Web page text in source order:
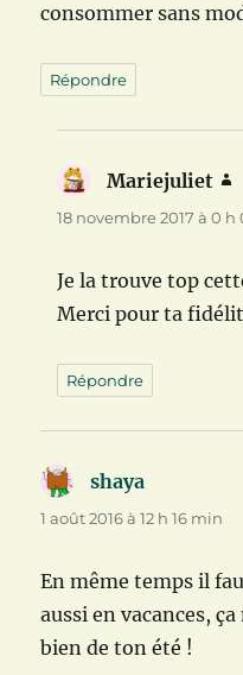
consommer sans
Répondre
Mariejuliet
18 novembre 2017 à 0
Je la trouve top
Merci pour ta
Répondre
shaya
1 août 2016 à 12 h 16 min
En même temps il
aussi en vacances,
bien de ton été !